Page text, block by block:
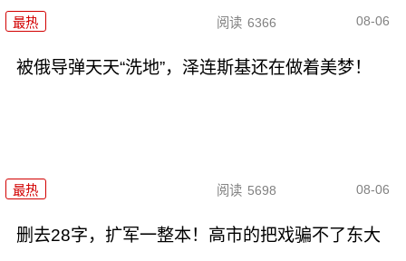
最热 阅读 6366 08-06
被俄导弹天天“洗地”，泽连斯基还在做着美梦！
最热 阅读 5698 08-06
删去28字，扩军一整本！高市的把戏骗不了东大